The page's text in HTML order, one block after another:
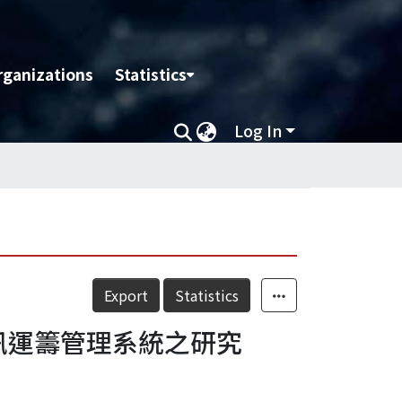
Statistics
Log In
Export Statistics
籌管理系統之研究